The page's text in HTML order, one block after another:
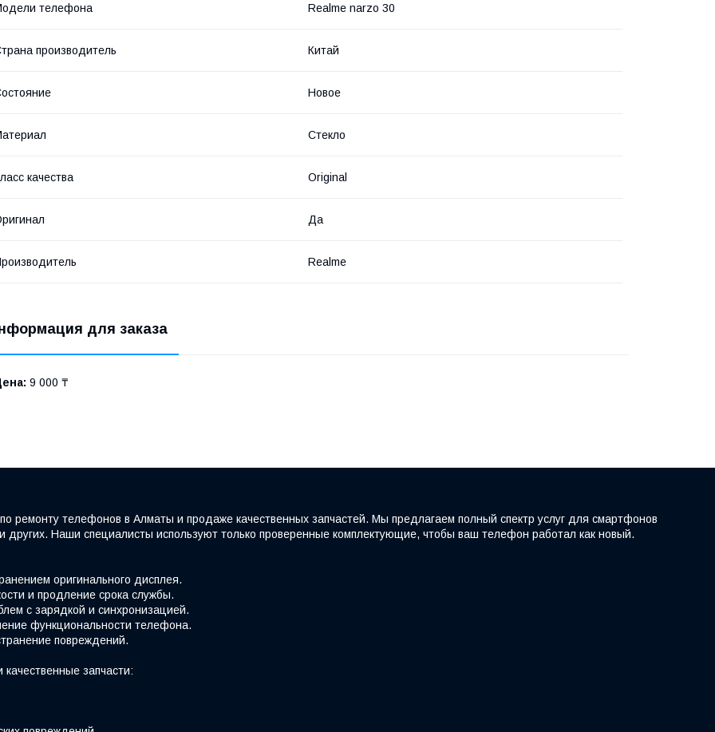
телефона Realme narzo 30
производитель Китай
Новое
Стекло
качества Original
Да
Realme
для заказа
9 000 ₸
телефонов в Алматы и продаже качественных запчастей. Мы предлагаем полный спектр услуг для смартфонов
других. Наши специалисты используют только проверенные комплектующие, чтобы ваш телефон работал как новый.
оригинального дисплея.
и продление срока службы.
с зарядкой и синхронизацией.
функциональности телефона.
повреждений.
запчасти: